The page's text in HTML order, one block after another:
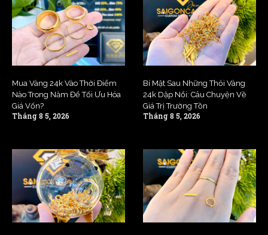
Mua Vàng 24k Vào Thời Điểm
Nào Trong Năm Để Tối Ưu Hóa
Giá Vốn?
Tháng 8 5, 2026
Bí Mật Sau Những Thỏi Vàng
24k Dập Nổi: Câu Chuyện Về
Giá Trị Trường Tồn
Tháng 8 5, 2026